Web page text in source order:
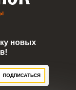
новых
ПОДПИСАТЬСЯ